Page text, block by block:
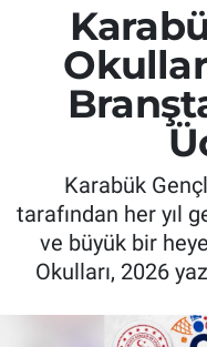
Karabük
tarafından her yıl
ve büyük bir
Okulları, 2026